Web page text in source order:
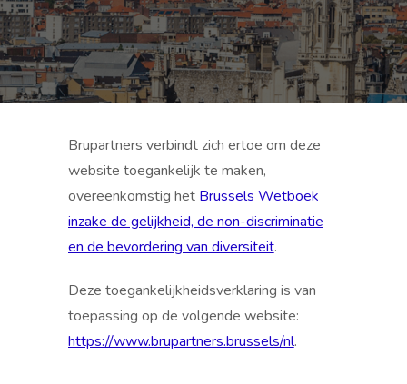
Brupartners verbindt zich ertoe om deze
website toegankelijk te maken,
overeenkomstig het Brussels Wetboek
inzake de gelijkheid, de non-discriminatie
en de bevordering van diversiteit.
Deze toegankelijkheidsverklaring is van
toepassing op de volgende website:
https://www.brupartners.brussels/nl.